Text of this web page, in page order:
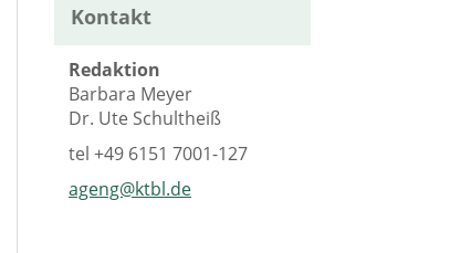
Kontakt
Redaktion
Barbara Meyer
Dr. Ute Schultheiß
tel+49 6151 7001-127
ageng@ktbl.de